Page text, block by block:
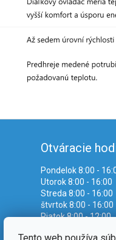
Otváracie
Pondelok 8:00 -
Utorok 8:00 - 16:00
Streda 8:00 - 16:00
štvrtok 8:00 - 16:00
Piatok 8:00 - 12:00